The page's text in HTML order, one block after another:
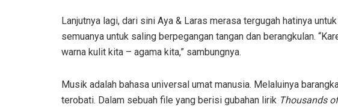
Lanjutnya lagi, dari sini Aya & Laras merasa tergugah hatinya
semuanya untuk saling berpegangan tangan dan berangkulan.
warna kulit kita – agama kita,” sambungnya.
Musik adalah bahasa universal umat manusia. Melaluinya
terobati. Dalam sebuah file yang berisi gubahan lirik Thousands